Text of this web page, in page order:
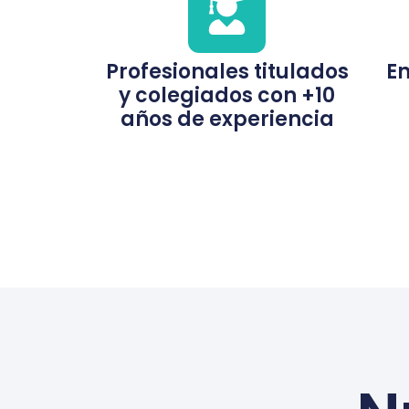
Profesionales titulados
y colegiados con +10
años de experiencia